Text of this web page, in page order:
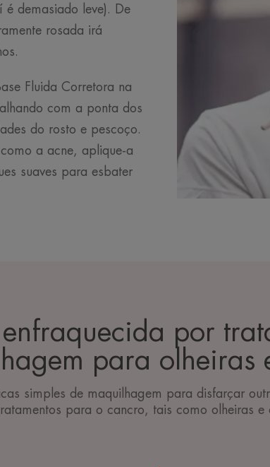
é demasiado leve). De
rosada irá
Fluida Corretora na
com a ponta dos
do rosto e pescoço.
a acne, aplique-a
suaves para esbater
enfraquecida por
para olheiras
simples de maquilhagem para disfarçar
para o cancro, tais como olheiras e